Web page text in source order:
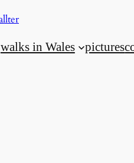
walks in Wales pictures